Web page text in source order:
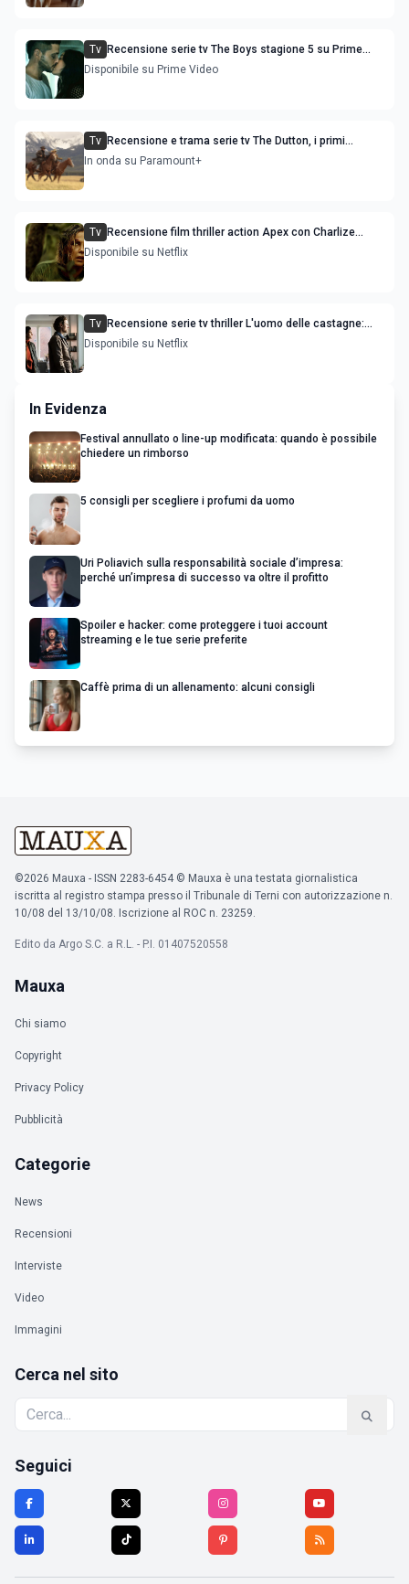
Tv Recensione serie tv The Boys stagione 5 su Prime
Video
Disponibile su Prime Video
Tv Recensione e trama serie tv The Dutton, i primi
episodi dello spin-off di Yellowstone
In onda su Paramount+
Tv Recensione film thriller action Apex con Charlize
Theron e Taron Egerton
Disponibile su Netflix
Tv Recensione serie tv thriller L'uomo delle castagne:
Nascondino
Disponibile su Netflix
In Evidenza
Festival annullato o line-up modificata: quando è possibile
chiedere un rimborso
5 consigli per scegliere i profumi da uomo
Uri Poliavich sulla responsabilità sociale d’impresa:
perché un’impresa di successo va oltre il profitto
Spoiler e hacker: come proteggere i tuoi account
streaming e le tue serie preferite
Caffè prima di un allenamento: alcuni consigli
©2026 Mauxa - ISSN 2283-6454 © Mauxa è una testata giornalistica
iscritta al registro stampa presso il Tribunale di Terni con autorizzazione n.
10/08 del 13/10/08. Iscrizione al ROC n. 23259.
Edito da Argo S.C. a R.L. - P.I. 01407520558
Mauxa
Chi siamo
Copyright
Privacy Policy
Pubblicità
Categorie
News
Recensioni
Interviste
Video
Immagini
Cerca nel sito
Seguici